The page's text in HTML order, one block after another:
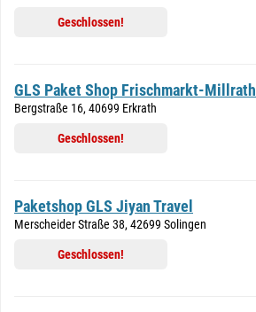
Geschlossen!
GLS Paket Shop Frischmarkt-Millrath
Bergstraße 16, 40699 Erkrath
Geschlossen!
Paketshop GLS Jiyan Travel
Merscheider Straße 38, 42699 Solingen
Geschlossen!